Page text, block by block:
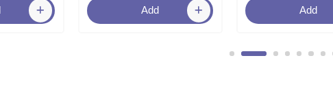
Add Add